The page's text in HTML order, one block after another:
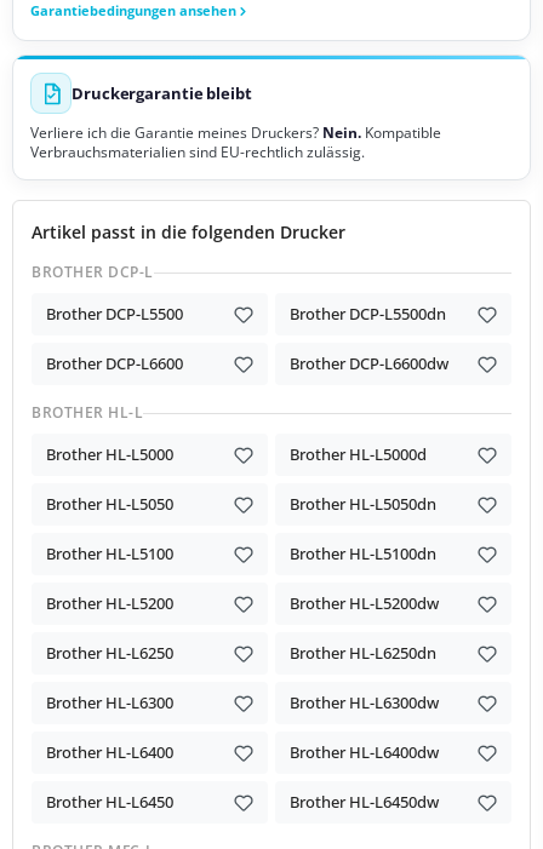
Garantiebedingungen ansehen
Druckergarantie bleibt
Verliere ich die Garantie meines Druckers? Nein. Kompatible
Verbrauchsmaterialien sind EU-rechtlich zulässig.
Artikel passt in die folgenden Drucker
BROTHER DCP-L
Brother DCP-L5500 Brother DCP-L5500dn
Brother DCP-L6600 Brother DCP-L6600dw
BROTHER HL-L
Brother HL-L5000 Brother HL-L5000d
Brother HL-L5050 Brother HL-L5050dn
Brother HL-L5100 Brother HL-L5100dn
Brother HL-L5200 Brother HL-L5200dw
Brother HL-L6250 Brother HL-L6250dn
Brother HL-L6300 Brother HL-L6300dw
Brother HL-L6400 Brother HL-L6400dw
Brother HL-L6450 Brother HL-L6450dw